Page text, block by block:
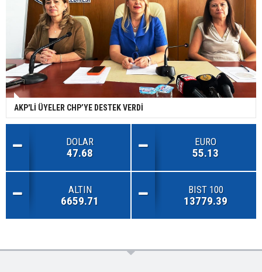
AKP'Lİ ÜYELER CHP’YE DESTEK VERDİ
DOLAR
47.68
EURO
55.13
ALTIN
6659.71
BIST 100
13779.39